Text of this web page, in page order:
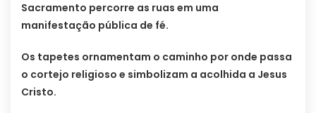
Sacramento percorre as ruas em uma
manifestação pública de fé.
Os tapetes ornamentam o caminho por onde passa
o cortejo religioso e simbolizam a acolhida a Jesus
Cristo.